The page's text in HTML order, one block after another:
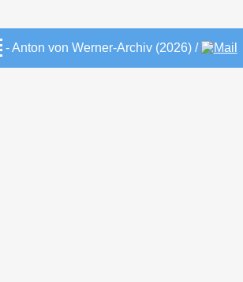
- Anton von Werner-Archiv (2026) /